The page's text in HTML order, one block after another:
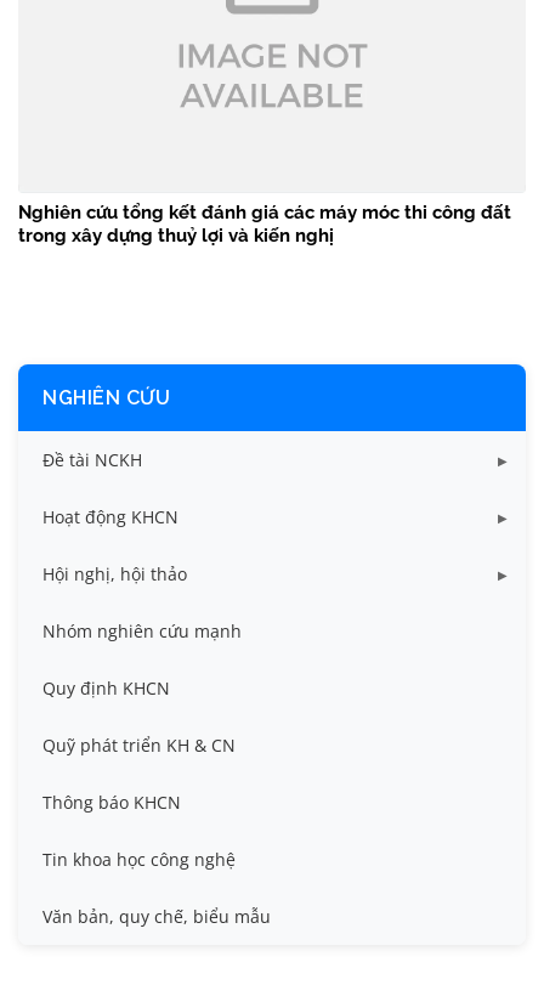
Nghiên cứu tổng kết đánh giá các máy móc thi công đất
trong xây dựng thuỷ lợi và kiến nghị
NGHIÊN CỨU
Đề tài NCKH
Dữ liệu Đề tài cấp Bộ
Dữ liệu Đề tài cấp Cơ sở
Hoạt động KHCN
Công bố khoa học
Đề tài cấp Bộ, Thành phố
Hội nghị, hội thảo
Hội nghị khoa học thường niên
Hội nghị Khoa học sinh viên
Hội nghị quốc tế và hội nghị khác
Nhóm nghiên cứu mạnh
Quy định KHCN
Quỹ phát triển KH & CN
Thông báo KHCN
Tin khoa học công nghệ
Văn bản, quy chế, biểu mẫu